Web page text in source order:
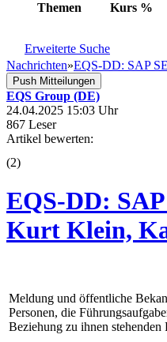
Themen Kurs %
Erweiterte Suche
Nachrichten»EQS-DD: SAP
Push Mitteilungen
EQS Group (DE)
24.04.2025 15:03 Uhr
867 Leser
Artikel bewerten:
(2)
EQS-DD:
Kurt Klein,
Meldung und öffentliche
Personen, die
Beziehung zu ihnen stehenden